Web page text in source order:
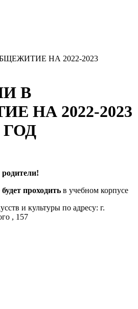
НА 2022-2023
В
НА 2022-2023
проходить в учебном корпусе
и культуры по адресу: г.
, 157